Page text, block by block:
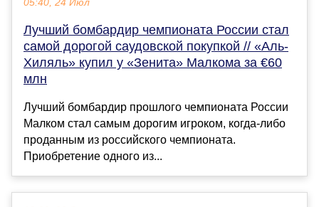
05:40, 24 Июл
Лучший бомбардир чемпионата России стал
самой дорогой саудовской покупкой // «Аль-
Хиляль» купил у «Зенита» Малкома за €60
млн
Лучший бомбардир прошлого чемпионата России
Малком стал самым дорогим игроком, когда-либо
проданным из российского чемпионата.
Приобретение одного из...